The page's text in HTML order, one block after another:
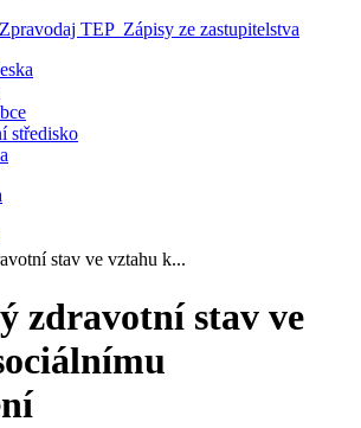
Zpravodaj TEP Zápisy ze zastupitelstva
středisko
stav ve vztahu k...
zdravotní stav ve